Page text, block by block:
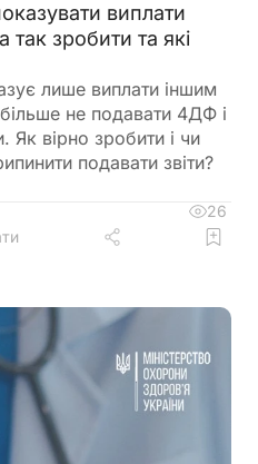
виплати
зробити та які
лише виплати іншим
не подавати 4ДФ і
Як вірно зробити і чи
подавати звіти?
26